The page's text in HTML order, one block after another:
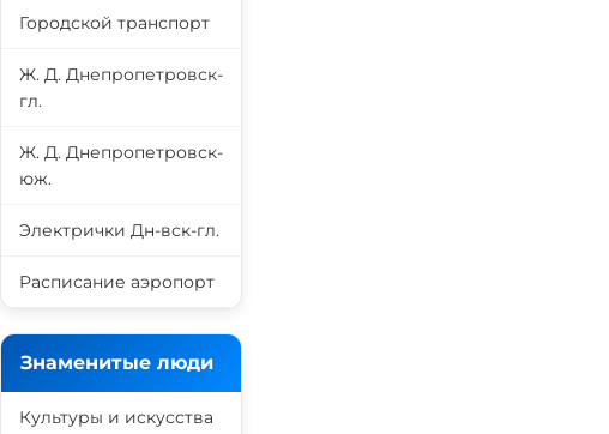
Городской транспорт
Ж. Д. Днепропетровск-
гл.
Ж. Д. Днепропетровск-
юж.
Электрички Дн-вск-гл.
Расписание аэропорт
Знаменитые люди
Культуры и искусства